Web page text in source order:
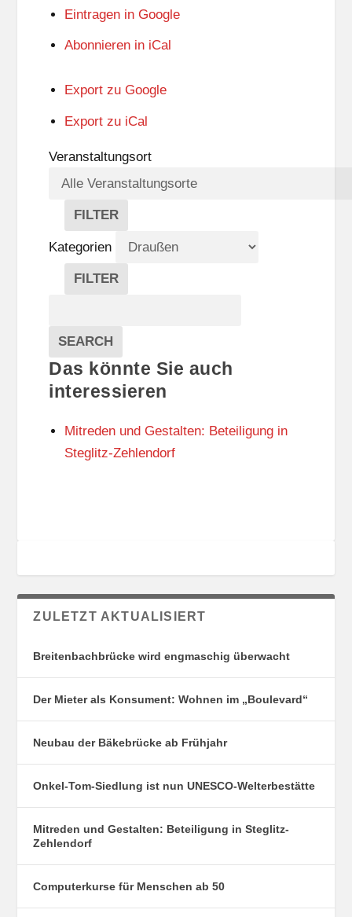
Eintragen in Google
Abonnieren in iCal
Export zu Google
Export zu iCal
Veranstaltungsort
FILTER
V
E
R
A
A
L
T
U
S
O
Kategorien
FILTER
E
G
O
R
N
Veranstaltungen
SEARCH
Das könnte Sie auch
interessieren
Mitreden und Gestalten: Beteiligung in
Steglitz-Zehlendorf
ZULETZT AKTUALISIERT
Breitenbachbrücke wird engmaschig überwacht
Der Mieter als Konsument: Wohnen im „Boulevard“
Neubau der Bäkebrücke ab Frühjahr
Onkel-Tom-Siedlung ist nun UNESCO-Welterbestätte
Mitreden und Gestalten: Beteiligung in Steglitz-
Zehlendorf
Computerkurse für Menschen ab 50